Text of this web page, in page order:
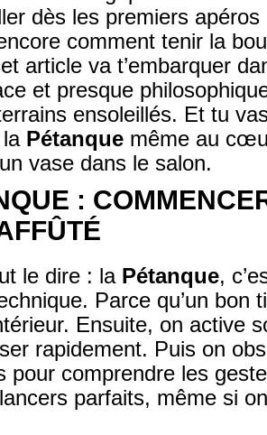
dès les premiers
comment tenir la
article va t’embarquer
et presque
ensoleillés. Et tu
Pétanque même au
vase dans le salon.
:
le dire : laPétanque,
Parce qu’un bon
Ensuite, on active
rapidement. Puis on
pour comprendre les
parfaits, même si